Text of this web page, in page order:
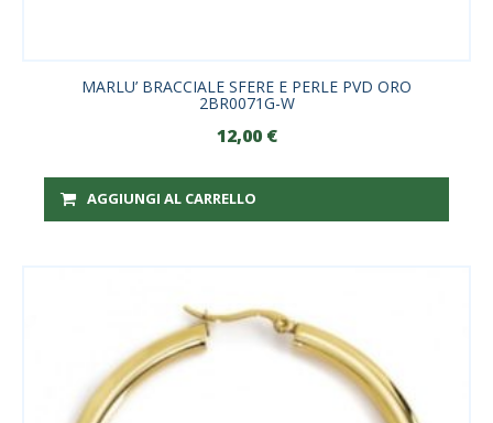
MARLU’ BRACCIALE SFERE E PERLE PVD ORO
2BR0071G-W
12,00 €
AGGIUNGI AL CARRELLO